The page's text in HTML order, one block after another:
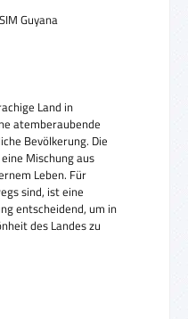
Guyana
Land in
atemberaubende
Bevölkerung. Die
Mischung aus
Leben. Für
sind, ist eine
entscheidend, um in
des Landes zu